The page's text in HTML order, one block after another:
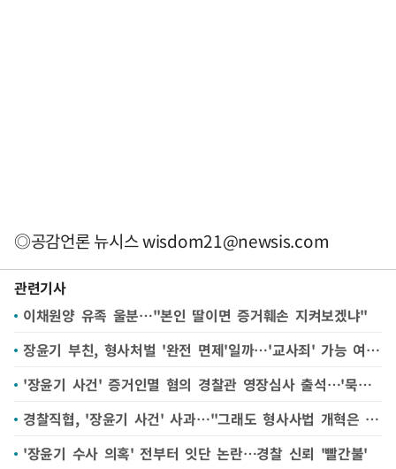
◎공감언론 뉴시스wisdom21@newsis.com
관련기사
이채원양 유족 울분…"본인 딸이면 증거훼손 지켜보겠냐"
장윤기 부친, 형사처벌 '완전 면제'일까…'교사죄' 가능 여부 주목
'장윤기 사건' 증거인멸 혐의 경찰관 영장심사 출석…'묵묵부답'
경찰직협, '장윤기 사건' 사과…"그래도 형사사법 개혁은 계속돼야"
'장윤기 수사 의혹' 전부터 잇단 논란…경찰 신뢰 '빨간불'